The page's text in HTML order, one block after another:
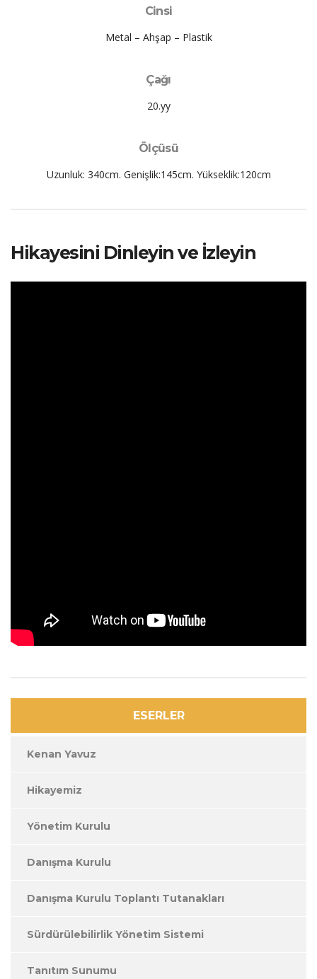
Cinsi
Metal – Ahşap – Plastik
Çağı
20.yy
Ölçüsü
Uzunluk: 340cm. Genişlik:145cm. Yükseklik:120cm
Hikayesini Dinleyin ve İzleyin
ESERLER
Kenan Yavuz
Hikayemiz
Yönetim Kurulu
Danışma Kurulu
Danışma Kurulu Toplantı Tutanakları
Sürdürülebilirlik Yönetim Sistemi
Tanıtım Sunumu